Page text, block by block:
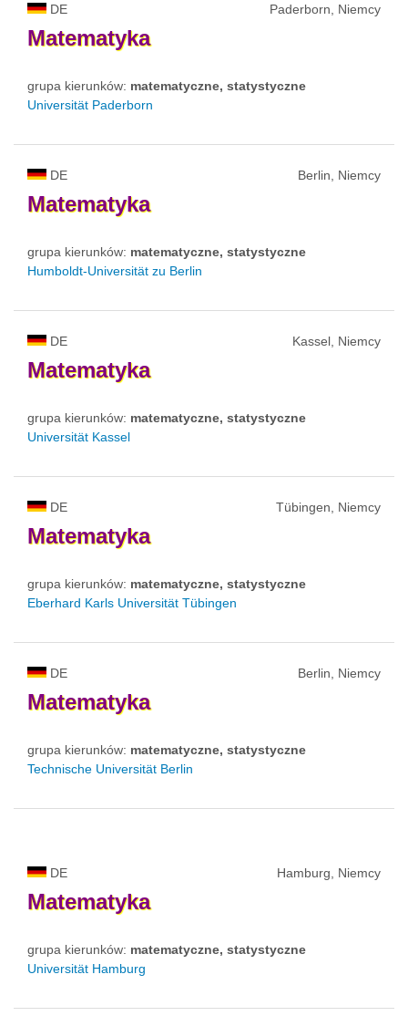
DE Paderborn, Niemcy
Matematyka
grupa kierunków: matematyczne, statystyczne
Universität Paderborn
DE Berlin, Niemcy
Matematyka
grupa kierunków: matematyczne, statystyczne
Humboldt-Universität zu Berlin
DE Kassel, Niemcy
Matematyka
grupa kierunków: matematyczne, statystyczne
Universität Kassel
DE Tübingen, Niemcy
Matematyka
grupa kierunków: matematyczne, statystyczne
Eberhard Karls Universität Tübingen
DE Berlin, Niemcy
Matematyka
grupa kierunków: matematyczne, statystyczne
Technische Universität Berlin
DE Hamburg, Niemcy
Matematyka
grupa kierunków: matematyczne, statystyczne
Universität Hamburg